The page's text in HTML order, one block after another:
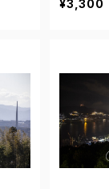
¥3,300